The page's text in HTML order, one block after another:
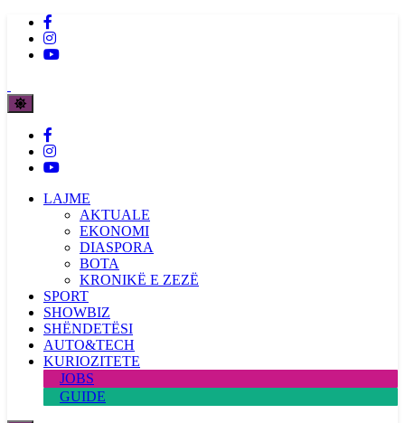
LAJME
AKTUALE
EKONOMI
DIASPORA
BOTA
KRONIKË E ZEZË
SPORT
SHOWBIZ
SHËNDETËSI
AUTO&TECH
KURIOZITETE
JOBS
GUIDE